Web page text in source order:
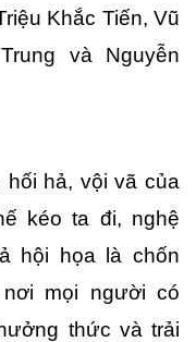
Khắc Tiến, Vũ
và Nguyễn
hối hả, vội vã của
kéo ta đi, nghệ
hội họa là chốn
mọi người có
thức và trải